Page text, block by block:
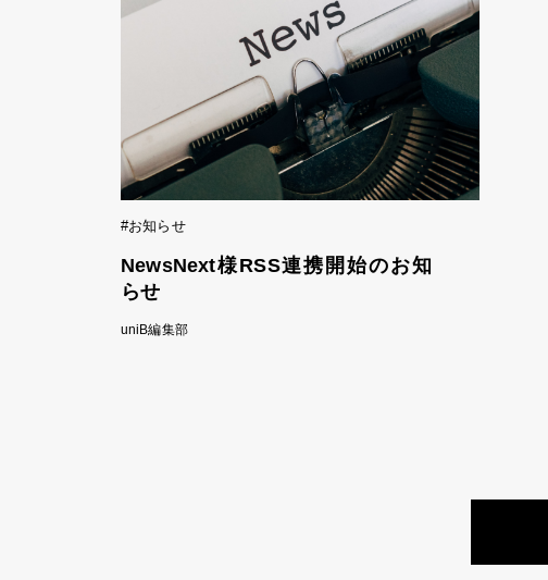
#お知らせ
NewsNext様RSS連携開始のお知
らせ
uniB編集部